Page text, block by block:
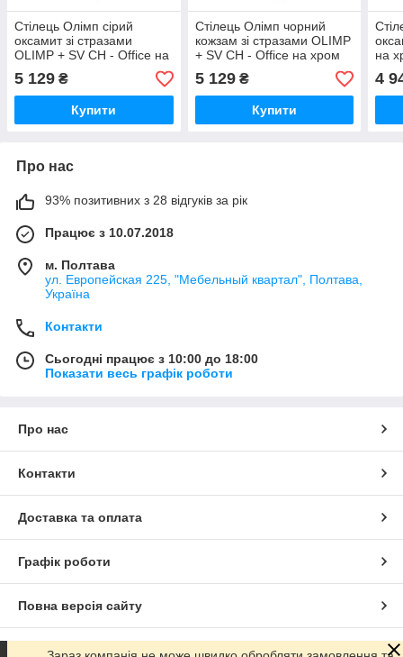
Стілець Олімп сірий
оксамит зі стразами
OLIMP + SV CH - Office на
хром хрестовині з
колесами
5 129 ₴
Купити
Стілець Олімп чорний
кожзам зі стразами OLIMP
+ SV CH - Office на хром
хрестовині з колесами
5 129₴
Купити
на
4
Про нас
93% позитивних з 28 відгуків за рік
Працює з 10.07.2018
м. Полтава
ул. Европейская 225, "Мебельный квартал", Полтава,
Україна
Контакти
Сьогодні працює з 10:00 до 18:00
Показати весь графік роботи
Про нас
Контакти
Доставка та оплата
Графік роботи
Повна версія сайту
Сайт створено на маркетплейсіProm.ua